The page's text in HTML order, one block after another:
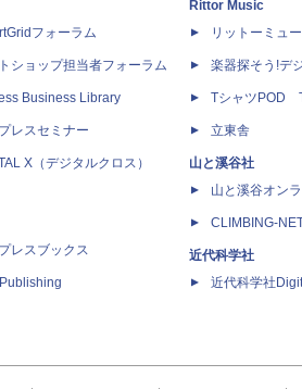
フォーラム
ショップ担当者フォーラム
Business Library
レスセミナー
X（デジタルクロス）
レスブックス
Rittor Music
リットーミュ
楽器探そう!デ
TシャツPOD
立東舎
山と溪谷社
山と溪谷オン
CLIMBING-
近代科学社
近代科学社